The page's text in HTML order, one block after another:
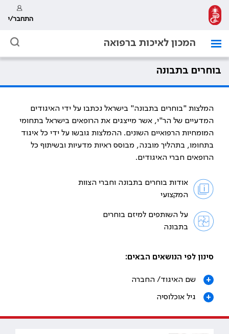
התחבר/י
המכון לאיכות ברפואה
בוחרים בתבונה
המלצות "בוחרים בתבונה" בישראל נכתבו על ידי האיגודים
המדעיים של הר"י, אשר מייצגים את הרופאים בישראל בתחומי
המומחיות הרפואיים השונים. ההמלצות גובשו על ידי כל איגוד
בתחומו, בתהליך מובנה, מבוסס ראיות מדעיות ובשיתוף כל
הרופאים חברי האיגודים.
אודות בוחרים בתבונה וחברי הצוות
המקצועי
על השותפים למיזם בוחרים
בתבונה
סינון לפי הנושאים הבאים:
+ שם האיגוד/ החברה
+ גיל אוכלוסיה